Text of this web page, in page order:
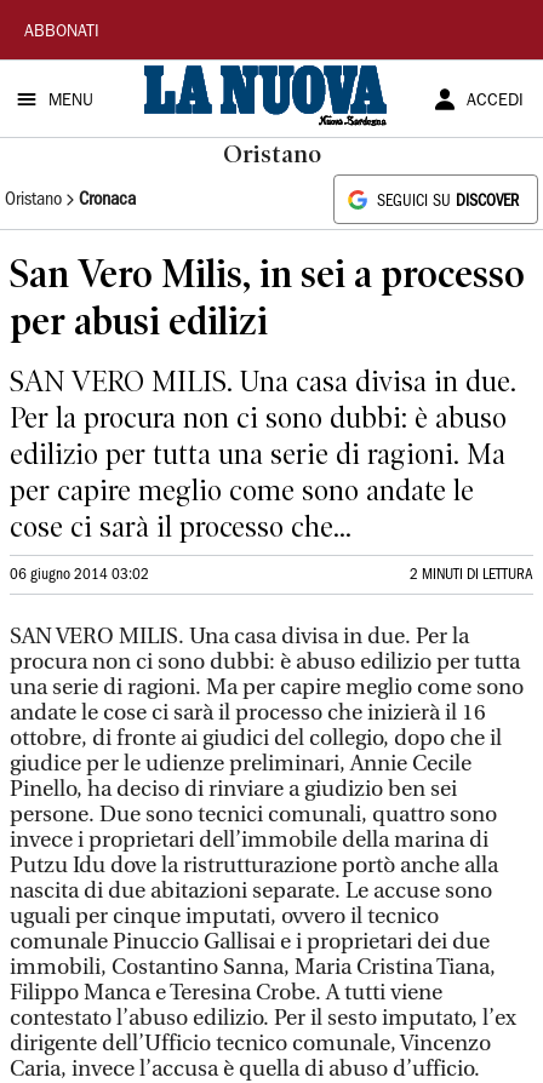
La
Nuova
Sardegna
ABBONATI
MENU ACCEDI
Oristano
Oristano Cronaca SEGUICI SU DISCOVER
San Vero Milis, in sei a processo
per abusi edilizi
SAN VERO MILIS. Una casa divisa in due.
Per la procura non ci sono dubbi: è abuso
edilizio per tutta una serie di ragioni. Ma
per capire meglio come sono andate le
cose ci sarà il processo che...
06 giugno 2014 03:02 2 MINUTI DI LETTURA
SAN VERO MILIS. Una casa divisa in due. Per la
procura non ci sono dubbi: è abuso edilizio per tutta
una serie di ragioni. Ma per capire meglio come sono
andate le cose ci sarà il processo che inizierà il 16
ottobre, di fronte ai giudici del collegio, dopo che il
giudice per le udienze preliminari, Annie Cecile
Pinello, ha deciso di rinviare a giudizio ben sei
persone. Due sono tecnici comunali, quattro sono
invece i proprietari dell’immobile della marina di
Putzu Idu dove la ristrutturazione portò anche alla
nascita di due abitazioni separate. Le accuse sono
uguali per cinque imputati, ovvero il tecnico
comunale Pinuccio Gallisai e i proprietari dei due
immobili, Costantino Sanna, Maria Cristina Tiana,
Filippo Manca e Teresina Crobe. A tutti viene
contestato l’abuso edilizio. Per il sesto imputato, l’ex
dirigente dell’Ufficio tecnico comunale, Vincenzo
Caria, invece l’accusa è quella di abuso d’ufficio.